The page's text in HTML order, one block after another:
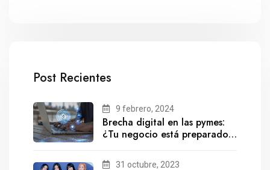
Post Recientes
9 febrero, 2024
Brecha digital en las pymes:
¿Tu negocio está preparado
31 octubre, 2023